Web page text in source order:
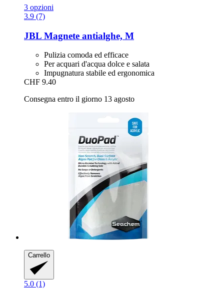
3 opzioni
3.9 (7)
JBL Magnete antialghe, M
Pulizia comoda ed efficace
Per acquari d'acqua dolce e salata
Impugnatura stabile ed ergonomica
CHF 9.40
Consegna entro il giorno 13 agosto
Carrello
5.0 (1)